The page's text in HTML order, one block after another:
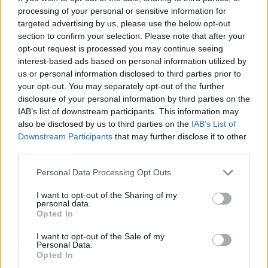
processing of your personal or sensitive information for
targeted advertising by us, please use the below opt-out
section to confirm your selection. Please note that after your
opt-out request is processed you may continue seeing
interest-based ads based on personal information utilized by
us or personal information disclosed to third parties prior to
your opt-out. You may separately opt-out of the further
disclosure of your personal information by third parties on the
IAB’s list of downstream participants. This information may
also be disclosed by us to third parties on the IAB’s List of
Downstream Participants that may further disclose it to other
Personal Data Processing Opt Outs
I want to opt-out of the Sharing of my
personal data.
Opted In
I want to opt-out of the Sale of my
Personal Data.
Opted In
ambos personajes.
Por otro lado, es de esperar que sepamos más
detalles en las próximas semanas. Aunque en
un principio el rumor era que el villano de 'Los
Cuatro Fantásticos' sería Galactus no parece
probable que no haya una aparición importante
del nuevo personaje de Robert Downey Jr.
EL RESTO DE LAS CINTAS DE
MARVEL
deben llegar a la gran pantalla antes de un
nuevo Doctor Doom. Tanto la cuarta entrega de
'Thunderbolts' deben estrenarse en la primera
mitad del 2025, dejando a 'Los Cuatro